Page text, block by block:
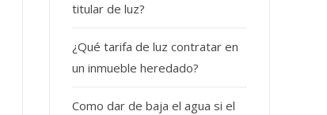
titular de luz?
¿Qué tarifa de luz contratar en
un inmueble heredado?
Como dar de baja el agua si el